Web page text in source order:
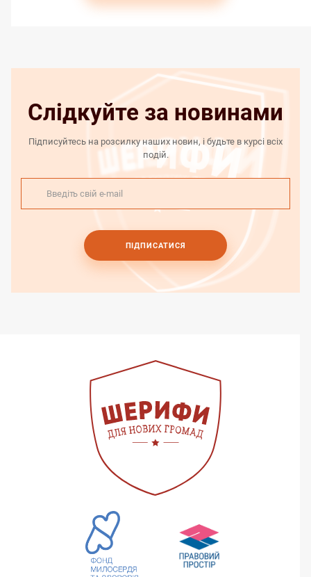
Слідкуйте за новинами
Підписуйтесь на розсилку наших новин, і будьте в курсі всіх
подій.
ПІДПИСАТИСЯ